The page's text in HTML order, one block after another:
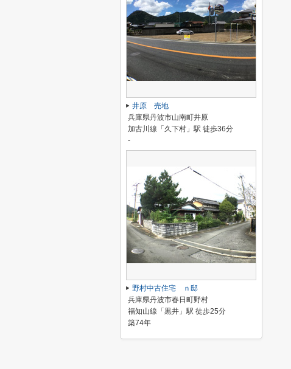
井原 売地
兵庫県丹波市山南町井原
加古川線「久下村」駅 徒歩36分
-
野村中古住宅 ｎ邸
兵庫県丹波市春日町野村
福知山線「黒井」駅 徒歩25分
築74年